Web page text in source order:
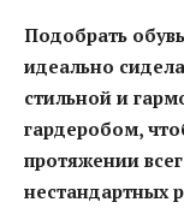
Подобрать
идеально
стильной и
гардеробом,
протяжении
нестандартных